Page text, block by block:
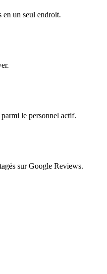
en un seul endroit.
le personnel actif.
sur Google Reviews.